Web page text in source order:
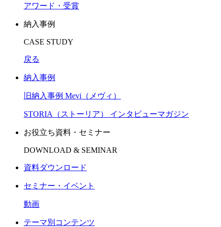
アワード・受賞
納入事例
CASE STUDY
戻る
納入事例
旧納入事例 Mevi（メヴィ）
STORIA（ストーリア） インタビューマガジン
お役立ち資料・セミナー
DOWNLOAD & SEMINAR
資料ダウンロード
セミナー・イベント
動画
テーマ別コンテンツ